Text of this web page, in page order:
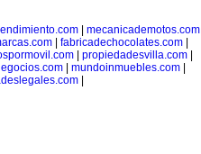
| mecanicademotos.com|
| fabricadechocolates.com|
propiedadesvilla.com
| mundoinmuebles.com|
|